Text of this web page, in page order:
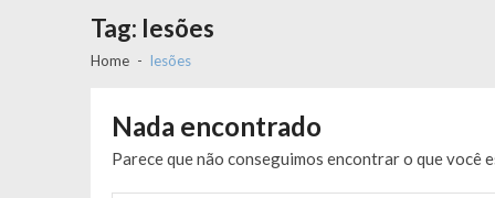
Tag: lesões
Home lesões
Nada encontrado
Parece que não conseguimos encontrar o que você